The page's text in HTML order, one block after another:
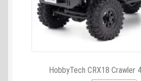
HobbyTech CRX18 Crawler